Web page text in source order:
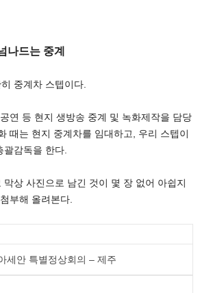
나드는 중계
중계차 스텝이다.
연 등 현지 생방송 중계 및 녹화제작을 담당
때는 현지 중계차를 임대하고, 우리 스텝이
감독을 한다.
막상 사진으로 남긴 것이 몇 장 없어 아쉽지
부해 올려본다.
세안 특별정상회의 – 제주